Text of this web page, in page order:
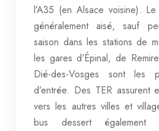
l’A35 (en Alsace voisine).
généralement aisé, sauf
saison dans les stations de
les gares d’Épinal, de
Dié-des-Vosges sont les
d’entrée. Des TER assurent
vers les autres villes et
bus dessert également